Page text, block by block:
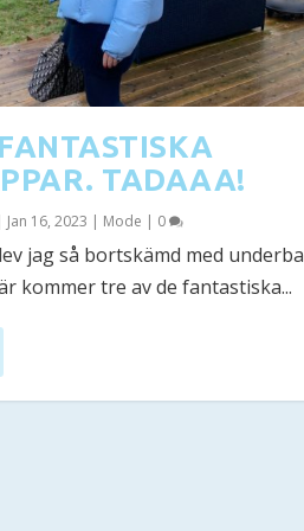
TADAAA!
Jan 16, 2023 Mode 0
jag så bortskämd med
kommer tre av de fantastiska...